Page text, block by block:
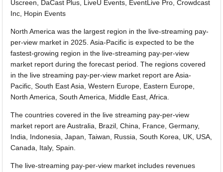
Uscreen, DaCast Plus, LiveU Events, EventLive Pro, Crowdcast
Inc, Hopin Events
North America was the largest region in the live-streaming pay-
per-view market in 2025. Asia-Pacific is expected to be the
fastest-growing region in the live-streaming pay-per-view
market report during the forecast period. The regions covered
in the live streaming pay-per-view market report are Asia-
Pacific, South East Asia, Western Europe, Eastern Europe,
North America, South America, Middle East, Africa.
The countries covered in the live streaming pay-per-view
market report are Australia, Brazil, China, France, Germany,
India, Indonesia, Japan, Taiwan, Russia, South Korea, UK, USA,
Canada, Italy, Spain.
The live-streaming pay-per-view market includes revenues